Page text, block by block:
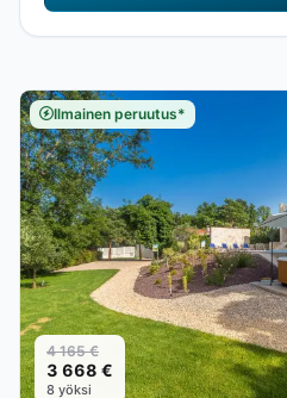
Ilmainen peruutus*
4 165 €
3 668 €
8 yöksi